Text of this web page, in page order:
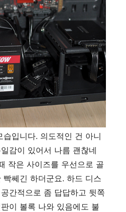
입니다. 의도적인 건 아니
감이 있어서 나름 괜찮네
작은 사이즈를 우선으로 골
쎄긴 하더군요. 하드 디스
간적으로 좀 답답하고 뒷쪽
이 볼록 나와 있음에도 불